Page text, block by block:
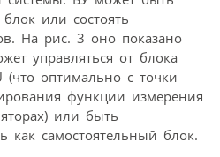
или состоять
На рис. 3 оно показано
управляться от блока
оптимально с точки
функции измерения
или быть
как самостоятельный блок.